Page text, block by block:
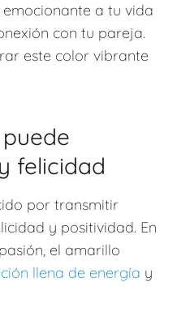
a tu vida
con tu pareja.
este color vibrante
felicidad
por transmitir
y positividad. En
el amarillo
llena de energía y